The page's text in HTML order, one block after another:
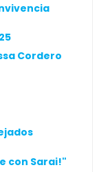
Cordero
con Sarai!"